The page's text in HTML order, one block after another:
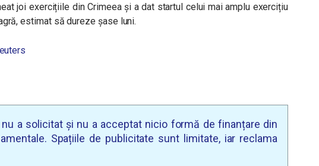
joi exercițiile din Crimeea și a dat startul celui mai amplu exercițiu
estimat să dureze șase luni.
nu a solicitat și nu a acceptat nicio formă de finanțare din
Spațiile de publicitate sunt limitate, iar reclama